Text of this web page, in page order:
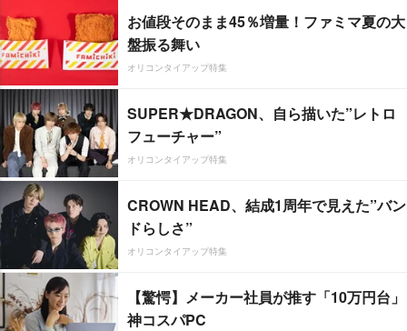
お値段そのまま45％増量！ファミマ夏の大
盤振る舞い
オリコンタイアップ特集
SUPER★DRAGON、自ら描いた”レトロ
フューチャー”
オリコンタイアップ特集
CROWN HEAD、結成1周年で見えた”バン
ドらしさ”
オリコンタイアップ特集
【驚愕】メーカー社員が推す「10万円台」
神コスパPC